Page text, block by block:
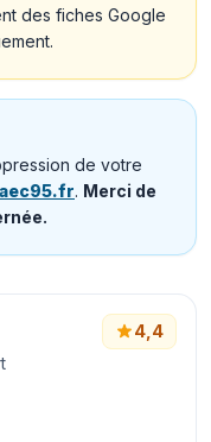
des fiches Google
de votre
. Merci de
4,4